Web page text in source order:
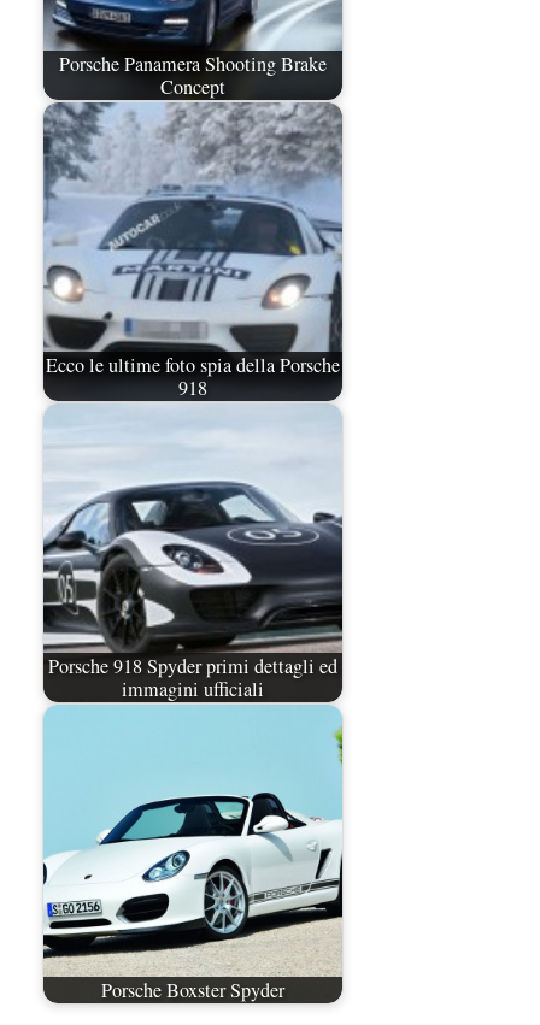
Porsche Panamera Shooting Brake
Concept
Ecco le ultime foto spia della Porsche
918
Porsche 918 Spyder primi dettagli ed
immagini ufficiali
Porsche Boxster Spyder